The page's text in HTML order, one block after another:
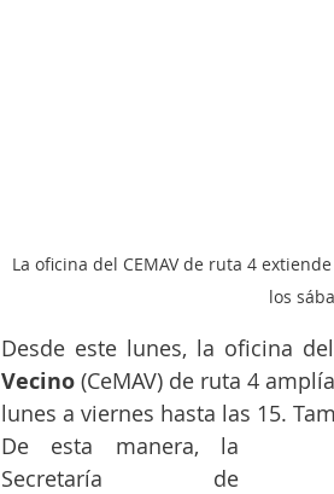
La oficina del CEMAV de ruta 4
los
Desde este lunes, la oficina del
Vecino (CeMAV) de ruta 4
lunes a viernes hasta las 15.
De esta manera, la
Secretaría de